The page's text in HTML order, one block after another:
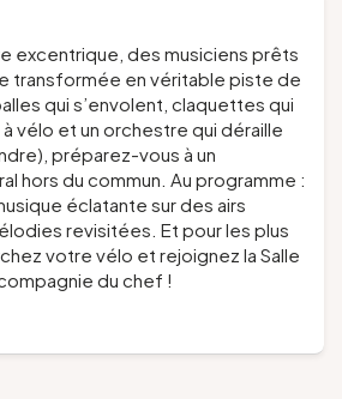
excentrique, des musiciens prêts
transformée en véritable piste de
qui s’envolent, claquettes qui
vélo et un orchestre qui déraille
préparez-vous à un
hors du commun. Au programme :
éclatante sur des airs
revisitées. Et pour les plus
votre vélo et rejoignez la Salle
du chef !